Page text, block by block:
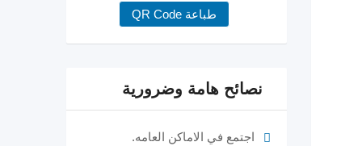
طباعة QR Code
نصائح هامة وضرورية
اجتمع في الاماكن العامه.